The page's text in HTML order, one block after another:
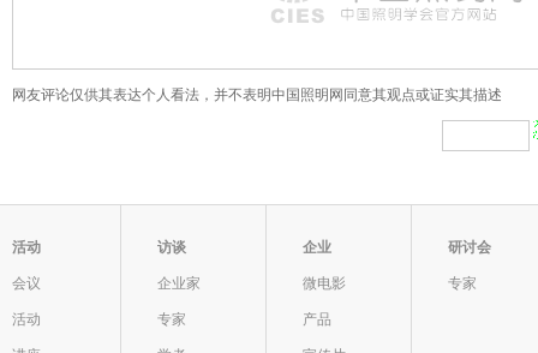
网友评论仅供其表达个人看法，并不表明中国照明网同意其观点或证实其描述
活动
会议
活动
访谈
企业家
专家
企业
微电影
产品
研讨会
专家